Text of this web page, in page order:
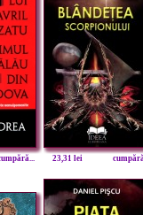
23,31 lei